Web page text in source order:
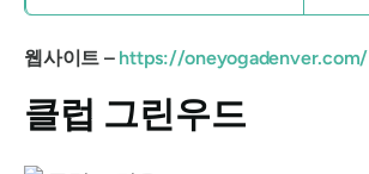
웹사이트 –https://oneyogadenver.com/
클럽 그린우드